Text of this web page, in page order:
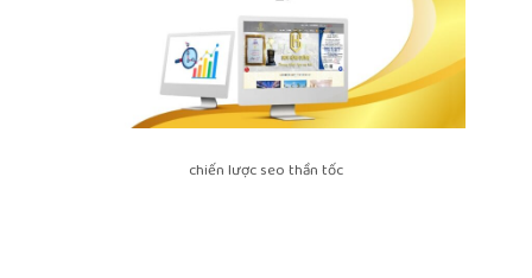
chiến lược seo thần tốc